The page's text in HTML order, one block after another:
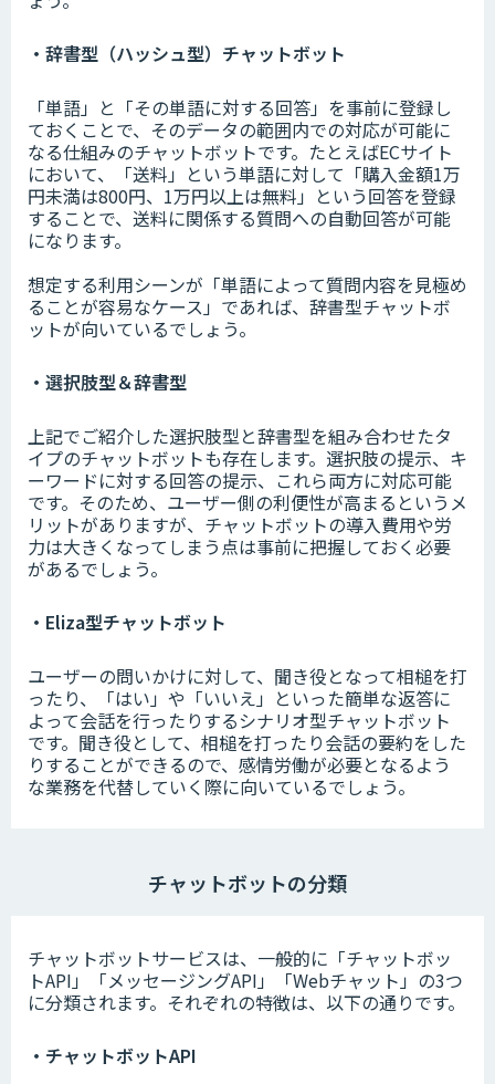
・辞書型（ハッシュ型）チャットボット
「単語」と「その単語に対する回答」を事前に登録し
ておくことで、そのデータの範囲内での対応が可能に
なる仕組みのチャットボットです。たとえばECサイト
において、「送料」という単語に対して「購入金額1万
円未満は800円、1万円以上は無料」という回答を登録
することで、送料に関係する質問への自動回答が可能
になります。
想定する利用シーンが「単語によって質問内容を見極め
ることが容易なケース」であれば、辞書型チャットボ
ットが向いているでしょう。
・選択肢型＆辞書型
上記でご紹介した選択肢型と辞書型を組み合わせたタ
イプのチャットボットも存在します。選択肢の提示、キ
ーワードに対する回答の提示、これら両方に対応可能
です。そのため、ユーザー側の利便性が高まるというメ
リットがありますが、チャットボットの導入費用や労
力は大きくなってしまう点は事前に把握しておく必要
があるでしょう。
・Eliza型チャットボット
ユーザーの問いかけに対して、聞き役となって相槌を打
ったり、「はい」や「いいえ」といった簡単な返答に
よって会話を行ったりするシナリオ型チャットボット
です。聞き役として、相槌を打ったり会話の要約をした
りすることができるので、感情労働が必要となるよう
な業務を代替していく際に向いているでしょう。
チャットボットの分類
チャットボットサービスは、一般的に「チャットボッ
トAPI」「メッセージングAPI」「Webチャット」の3つ
に分類されます。それぞれの特徴は、以下の通りです。
・チャットボットAPI